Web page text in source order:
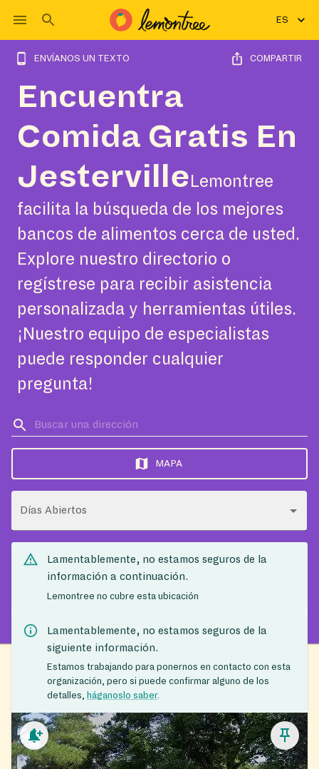
ES
ENVÍANOS UN TEXTO COMPARTIR
Encuentra
Comida Gratis En
Jesterville Lemontree
facilita la búsqueda de los mejores
bancos de alimentos cerca de usted.
Explore nuestro directorio o
regístrese para recibir asistencia
personalizada y herramientas útiles.
¡Nuestro equipo de especialistas
puede responder cualquier
pregunta!
MAPA
Días Abiertos
Lamentablemente, no estamos seguros de la
información a continuación.
Lemontree no cubre esta ubicación
Lamentablemente, no estamos seguros de la
siguiente información.
Estamos trabajando para ponernos en contacto con esta
organización, pero si puede confirmar alguno de los
detalles, háganoslo saber.